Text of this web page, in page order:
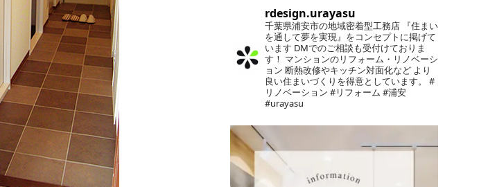
rdesign.urayasu
千葉県浦安市の地域密着型工務店 『住まい
を通して夢を実現』をコンセプトに掲げて
います DMでのご相談も受付けておりま
す！ マンションのリフォーム・リノベーシ
ョン 断熱改修やキッチン対面化など より
良い住まいづくりを得意としています。
#
リノベーション #リフォーム #浦安
#urayasu